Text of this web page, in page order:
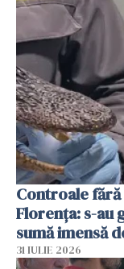
Controale
Florența: s-au
sumă imensă
31 IULIE 2026